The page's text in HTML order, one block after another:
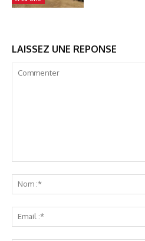
LAISSEZ UNE REPONSE